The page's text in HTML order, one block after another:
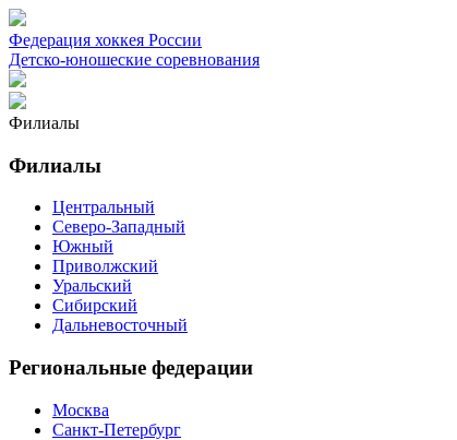
Федерация хоккея России
Детско-юношеские соревнования
Филиалы
Филиалы
Центральный
Северо-Западный
Южный
Приволжский
Уральский
Сибирский
Дальневосточный
Региональные федерации
Москва
Санкт-Петербург